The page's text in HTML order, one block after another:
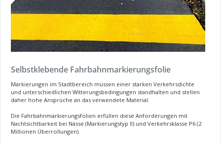
Selbstklebende Fahrbahnmarkierungsfolie
Markierungen im Stadtbereich müssen einer starken Verkehrsdichte
und unterschiedlichen Witterungsbedingungen standhalten und stellen
daher hohe Ansprüche an das verwendete Material.
Die Fahrbahnmarkierungsfolien erfüllen diese Anforderungen mit
Nachtsichtbarkeit bei Nässe (Markierungstyp II) und Verkehrsklasse P6 (2
Millionen Überrollungen).